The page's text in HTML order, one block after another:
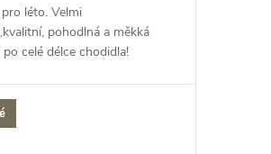
léto. Velmi
pohodlná a měkká
po celé délce chodidla!